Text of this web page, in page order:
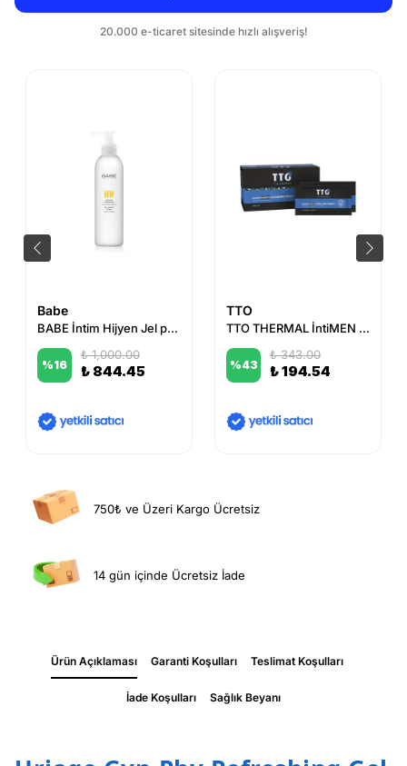
Babe
BABE İntim Hijyen Jel pH 4.5 - 250ml
%16
₺ 1,000.00
₺ 844.45
TTO
TTO THERMAL İntiMEN Temizleme Mendili 12 Adet
%43
₺ 343.00
₺ 194.54
750₺ ve Üzeri Kargo Ücretsiz
14 gün içinde Ücretsiz İade
Ürün Açıklaması Garanti Koşulları Teslimat Koşulları
İade Koşulları Sağlık Beyanı